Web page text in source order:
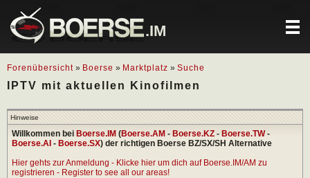
.IM
Forenübersicht » Boerse » Marktplatz » Suche
IPTV mit aktuellen Kinofilmen
Hinweise
Willkommen bei Boerse.IM (Boerse.AM - Boerse.KZ - Boerse.TW-
Boerse.AI - Boerse.SX) der richtigen Boerse BZ/SX/SH Alternative
Hier gehts zur Anmeldung - Klicke hier um dich auf Boerse.IM/AM zu
registrieren - Register to see all our areas!